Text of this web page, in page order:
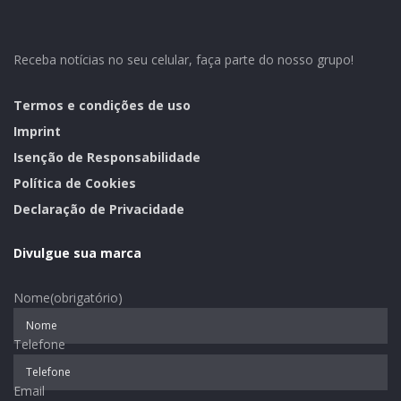
Encantado”, destaca o coordenador da Parceiros
Voluntários de Encantado, Lucas Schneiders. Segundo
ele, oportunizando momentos como este, abre-se
alegre, justa e autossustentável.
Receba notícias no seu celular, faça parte do nosso grupo!
Termos e condições de uso
Imprint
Isenção de Responsabilidade
Política de Cookies
Declaração de Privacidade
Divulgue sua marca
Nome(obrigatório)
Telefone
Email